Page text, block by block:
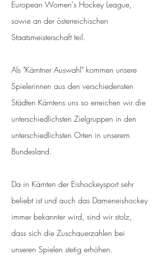
European Women's Hockey League,
sowie an der österreichischen
Staatsmeisterschaft teil.
Als "Kärntner Auswahl" kommen unsere
Spielerinnen aus den verschiedensten
Städten Kärntens uns so erreichen wir die
unterschiedlichsten Zielgruppen in den
unterschiedlichsten Orten in unserem
Bundesland.
Da in Kärnten der Eishockeysport sehr
beliebt ist und auch das Dameneishockey
immer bekannter wird, sind wir stolz,
dass sich die Zuschauerzahlen bei
unseren Spielen stetig erhöhen.